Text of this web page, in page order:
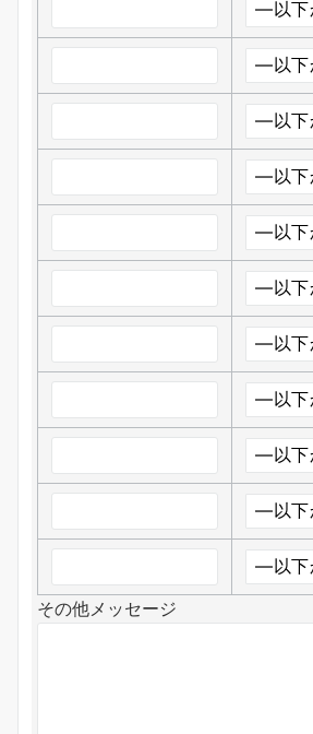
その他メッセージ